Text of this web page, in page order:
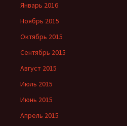
Январь 2016
Ноябрь 2015
Октябрь 2015
Сентябрь 2015
Август 2015
Июль 2015
Июнь 2015
Апрель 2015